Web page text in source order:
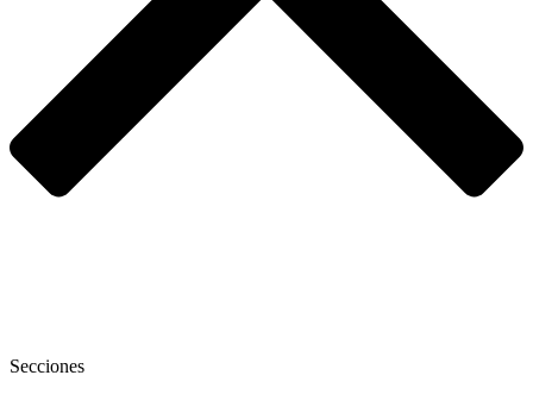
Secciones